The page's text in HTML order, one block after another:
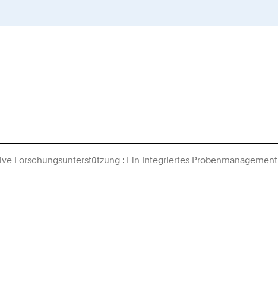
Forschungsunterstützung : Ein Integriertes Probenmanagement